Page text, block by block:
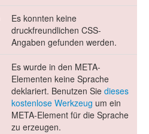
Es konnten keine
druckfreundlichen CSS-
Angaben gefunden werden.
Es wurde in den META-
Elementen keine Sprache
deklariert. Benutzen Sie dieses
kostenlose Werkzeug um ein
META-Element für die Sprache
zu erzeugen.